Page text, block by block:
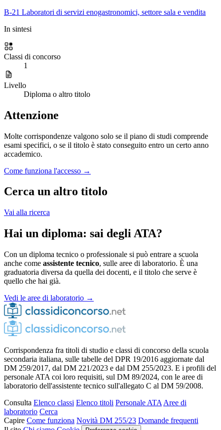
B-21 Laboratori di servizi enogastronomici, settore sala e vendita
In sintesi
Classi di concorso
1
Livello
Diploma o altro titolo
Attenzione
Molte corrispondenze valgono solo se il piano di studi comprende
esami specifici, o se il titolo è stato conseguito entro un certo anno
accademico.
Come funziona l'accesso →
Cerca un altro titolo
Vai alla ricerca
Hai un diploma: sai degli ATA?
Con un diploma tecnico o professionale si può entrare a scuola
anche come assistente tecnico, sulle aree di laboratorio. È una
graduatoria diversa da quella dei docenti, e il titolo che serve è
quello che hai già.
Vedi le aree di laboratorio →
Corrispondenza fra titoli di studio e classi di concorso della scuola
secondaria italiana, sulle tabelle del DPR 19/2016 aggiornate dal
DM 259/2017, dal DM 221/2023 e dal DM 255/2023. E i profili del
personale ATA coi loro requisiti, sul DM 89/2024, con le aree di
laboratorio dell'assistente tecnico sull'allegato C al DM 59/2008.
Consulta Elenco classi Elenco titoli Personale ATA Aree di
laboratorio Cerca
Capire Come funziona Novità DM 255/23 Domande frequenti